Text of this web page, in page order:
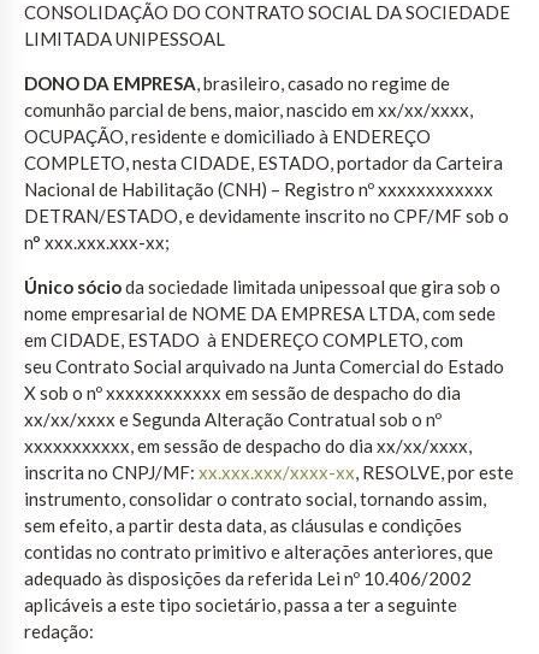
CONSOLIDAÇÃO DO CONTRATO SOCIAL DA SOCIEDADE
LIMITADA UNIPESSOAL
DONO DA EMPRESA, brasileiro, casado no regime de
comunhão parcial de bens, maior, nascido em xx/xx/xxxx,
OCUPAÇÃO, residente e domiciliado à ENDEREÇO
COMPLETO, nesta CIDADE, ESTADO, portador da Carteira
Nacional de Habilitação (CNH) – Registro nº xxxxxxxxxxxx
DETRAN/ESTADO, e devidamente inscrito no CPF/MF sob o
n° xxx.xxx.xxx-xx;
Único sócioda sociedade limitada unipessoal que gira sob o
nome empresarial de NOME DA EMPRESA LTDA, com sede
em CIDADE, ESTADO à ENDEREÇO COMPLETO, com
seu Contrato Social arquivado na Junta Comercial do Estado
X sob o nº xxxxxxxxxxxx em sessão de despacho do dia
xx/xx/xxxx e Segunda Alteração Contratual sob o nº
xxxxxxxxxxx, em sessão de despacho do dia xx/xx/xxxx,
inscrita no CNPJ/MF: xx.xxx.xxx/xxxx-xx, RESOLVE, por este
instrumento, consolidar o contrato social, tornando assim,
sem efeito, a partir desta data, as cláusulas e condições
contidas no contrato primitivo e alterações anteriores, que
adequado às disposições da referida Lei nº 10.406/2002
aplicáveis a este tipo societário, passa a ter a seguinte
redação: